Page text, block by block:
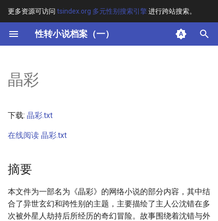
更多资源可访问 tsindex.org 多元性别搜索引擎进行跨站搜索。
性转小说档案（一）
键
开
搜
索
其他信息 [Processed Page
晶彩
下载: 晶彩.txt
在线阅读 晶彩.txt
摘要
本文件为一部名为《晶彩》的网络小说的部分内容，其中结
合了异世玄幻和跨性别的主题，主要描绘了主人公沈错在多
次被外星人劫持后所经历的奇幻冒险。故事围绕着沈错与外